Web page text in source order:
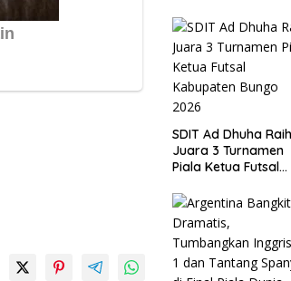
SDIT Ad Dhuha Raih
Juara 3 Turnamen
Piala Ketua Futsal
2026